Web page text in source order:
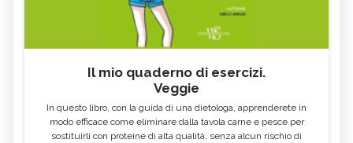
Il mio quaderno di esercizi.
Veggie
In questo libro, con la guida di una dietologa, apprenderete in
modo efficace come eliminare dalla tavola carne e pesce per
sostituirli con proteine di alta qualità, senza alcun rischio di